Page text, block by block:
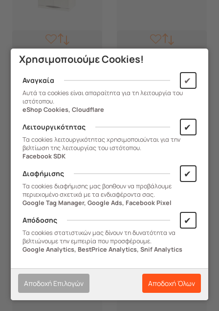
237.EVO70/TPT
ARTPLAST Ιταλίας Πλαστική
Ντουλάπα 22kg
70x46x180cm MASSIF 5
Χώρων 2φυλλη Evolution
Line Μπεζ/Καφέ
155,90€
ΑΓΟΡΑ
Εργαλειοθήκη
Επαγγελματική Πλαστική
Ιταλίας
Άμεση Παραλαβή
18,60
ΑΓΟΡΑ
Χρησιμοποιούμε Cookies!
Αναγκαία ✔
Αυτά τα cookies είναι απαραίτητα για τη λειτουργία του
ιστότοπου.
eShop Cookies, Cloudflare
Λειτουργικότητας ✔
Τα cookies λειτουργικότητας χρησιμοποιούνται για την
βελτίωση της λειτουργίας του ιστότοπου.
Facebook SDK
Διαφήμισης ✔
Τα cookies διαφήμισης μας βοηθουν να προβάλουμε
περιεχομένο σχετικά με τα ενδιαφέροντα σας.
Google Tag Manager, Google Ads, Facebook Pixel
Απόδοσης ✔
Τα cookies στατιστικών μας δίνουν τη δυνατότητα να
βελτιώνουμε την εμπειρία που προσφέρουμε.
Google Analytics, BestPrice Analytics, Snif Analytics
Αποδοχή Επιλογών Αποδοχή Όλων